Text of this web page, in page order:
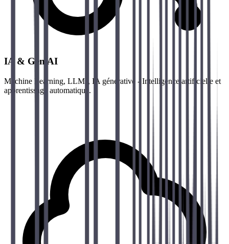
IA & Gen AI
Machine Learning, LLMs, IA générative - Intelligence artificielle et
apprentissage automatique.